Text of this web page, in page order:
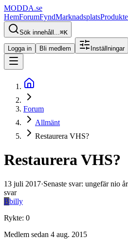
MODDA.se
HemForumFyndMarknadsplats
Sök innehåll...⌘K
Logga in Bli medlem Inställningar
Forum
Allmänt
Restaurera VHS?
Restaurera VHS?
13 juli 2017·Senaste svar: ungefär nio
svar
Bbilly
Rykte: 0
Medlem sedan 4 aug. 2015